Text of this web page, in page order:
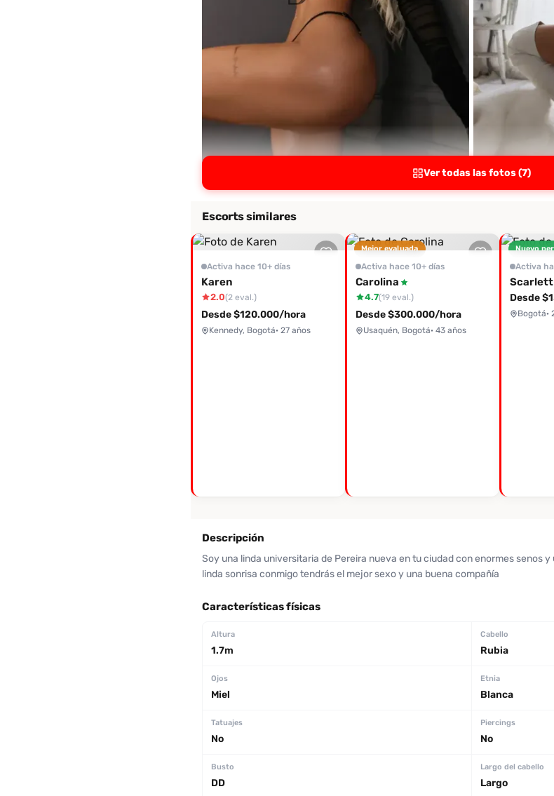
Ver todas las fotos (7)
Escorts similares
Activa hace 10+ días
Karen
2.0(2 eval.)
Desde $120.000/hora
Kennedy, Bogotá· 27 años
Mejor evaluada
Activa hace 10+ días
Carolina
4.7(19 eval.)
Desde $300.000/hora
Usaquén, Bogotá· 43 años
Nuevo
Activa
Scarlett
Desde
Bogotá·
Descripción
Soy una linda universitaria de Pereira nueva en tu ciudad con enormes senos
linda sonrisa conmigo tendrás el mejor sexo y una buena compañía
Características físicas
Altura
1.7m
Cabello
Rubia
Ojos
Miel
Etnia
Blanca
Tatuajes
No
Piercings
No
Busto
DD
Largo del cabello
Largo